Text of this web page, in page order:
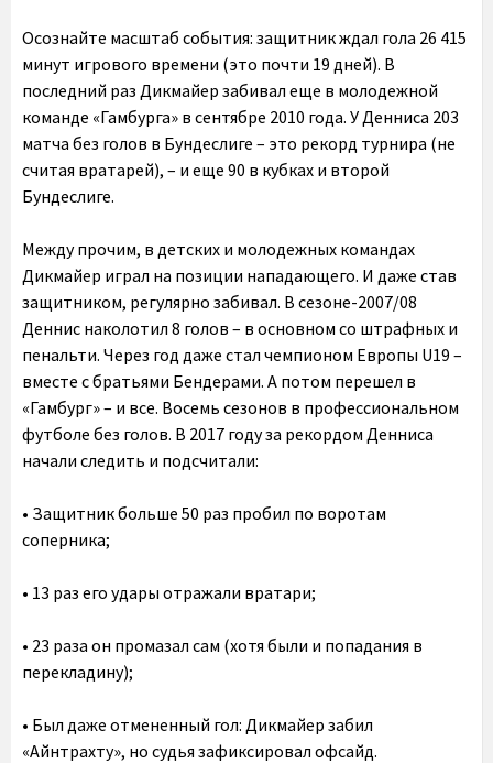
Осознайте масштаб события: защитник ждал гола 26 415
минут игрового времени (это почти 19 дней). В
последний раз Дикмайер забивал еще в молодежной
команде «Гамбурга» в сентябре 2010 года. У Денниса 203
матча без голов в Бундеслиге – это рекорд турнира (не
считая вратарей), – и еще 90 в кубках и второй
Бундеслиге.
Между прочим, в детских и молодежных командах
Дикмайер играл на позиции нападающего. И даже став
защитником, регулярно забивал. В сезоне-2007/08
Деннис наколотил 8 голов – в основном со штрафных и
пенальти. Через год даже стал чемпионом Европы U19 –
вместе с братьями Бендерами. А потом перешел в
«Гамбург» – и все. Восемь сезонов в профессиональном
футболе без голов. В 2017 году за рекордом Денниса
начали следить и подсчитали:
• Защитник больше 50 раз пробил по воротам
соперника;
• 13 раз его удары отражали вратари;
• 23 раза он промазал сам (хотя были и попадания в
перекладину);
• Был даже отмененный гол: Дикмайер забил
«Айнтрахту», но судья зафиксировал офсайд.